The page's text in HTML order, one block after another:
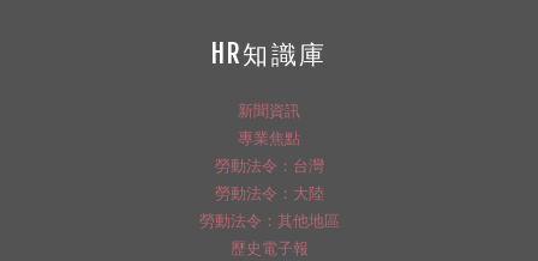
HR知識庫
新聞資訊
專業焦點
勞動法令：台灣
勞動法令：大陸
勞動法令：其他地區
歷史電子報